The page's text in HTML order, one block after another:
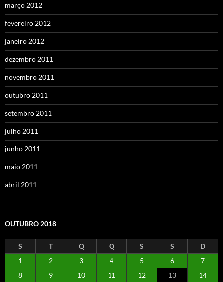
março 2012
fevereiro 2012
janeiro 2012
dezembro 2011
novembro 2011
outubro 2011
setembro 2011
julho 2011
junho 2011
maio 2011
abril 2011
OUTUBRO 2018
S T Q Q S S
D
1
2 3 4 5 6
7
8
9 10 11 12 13 14